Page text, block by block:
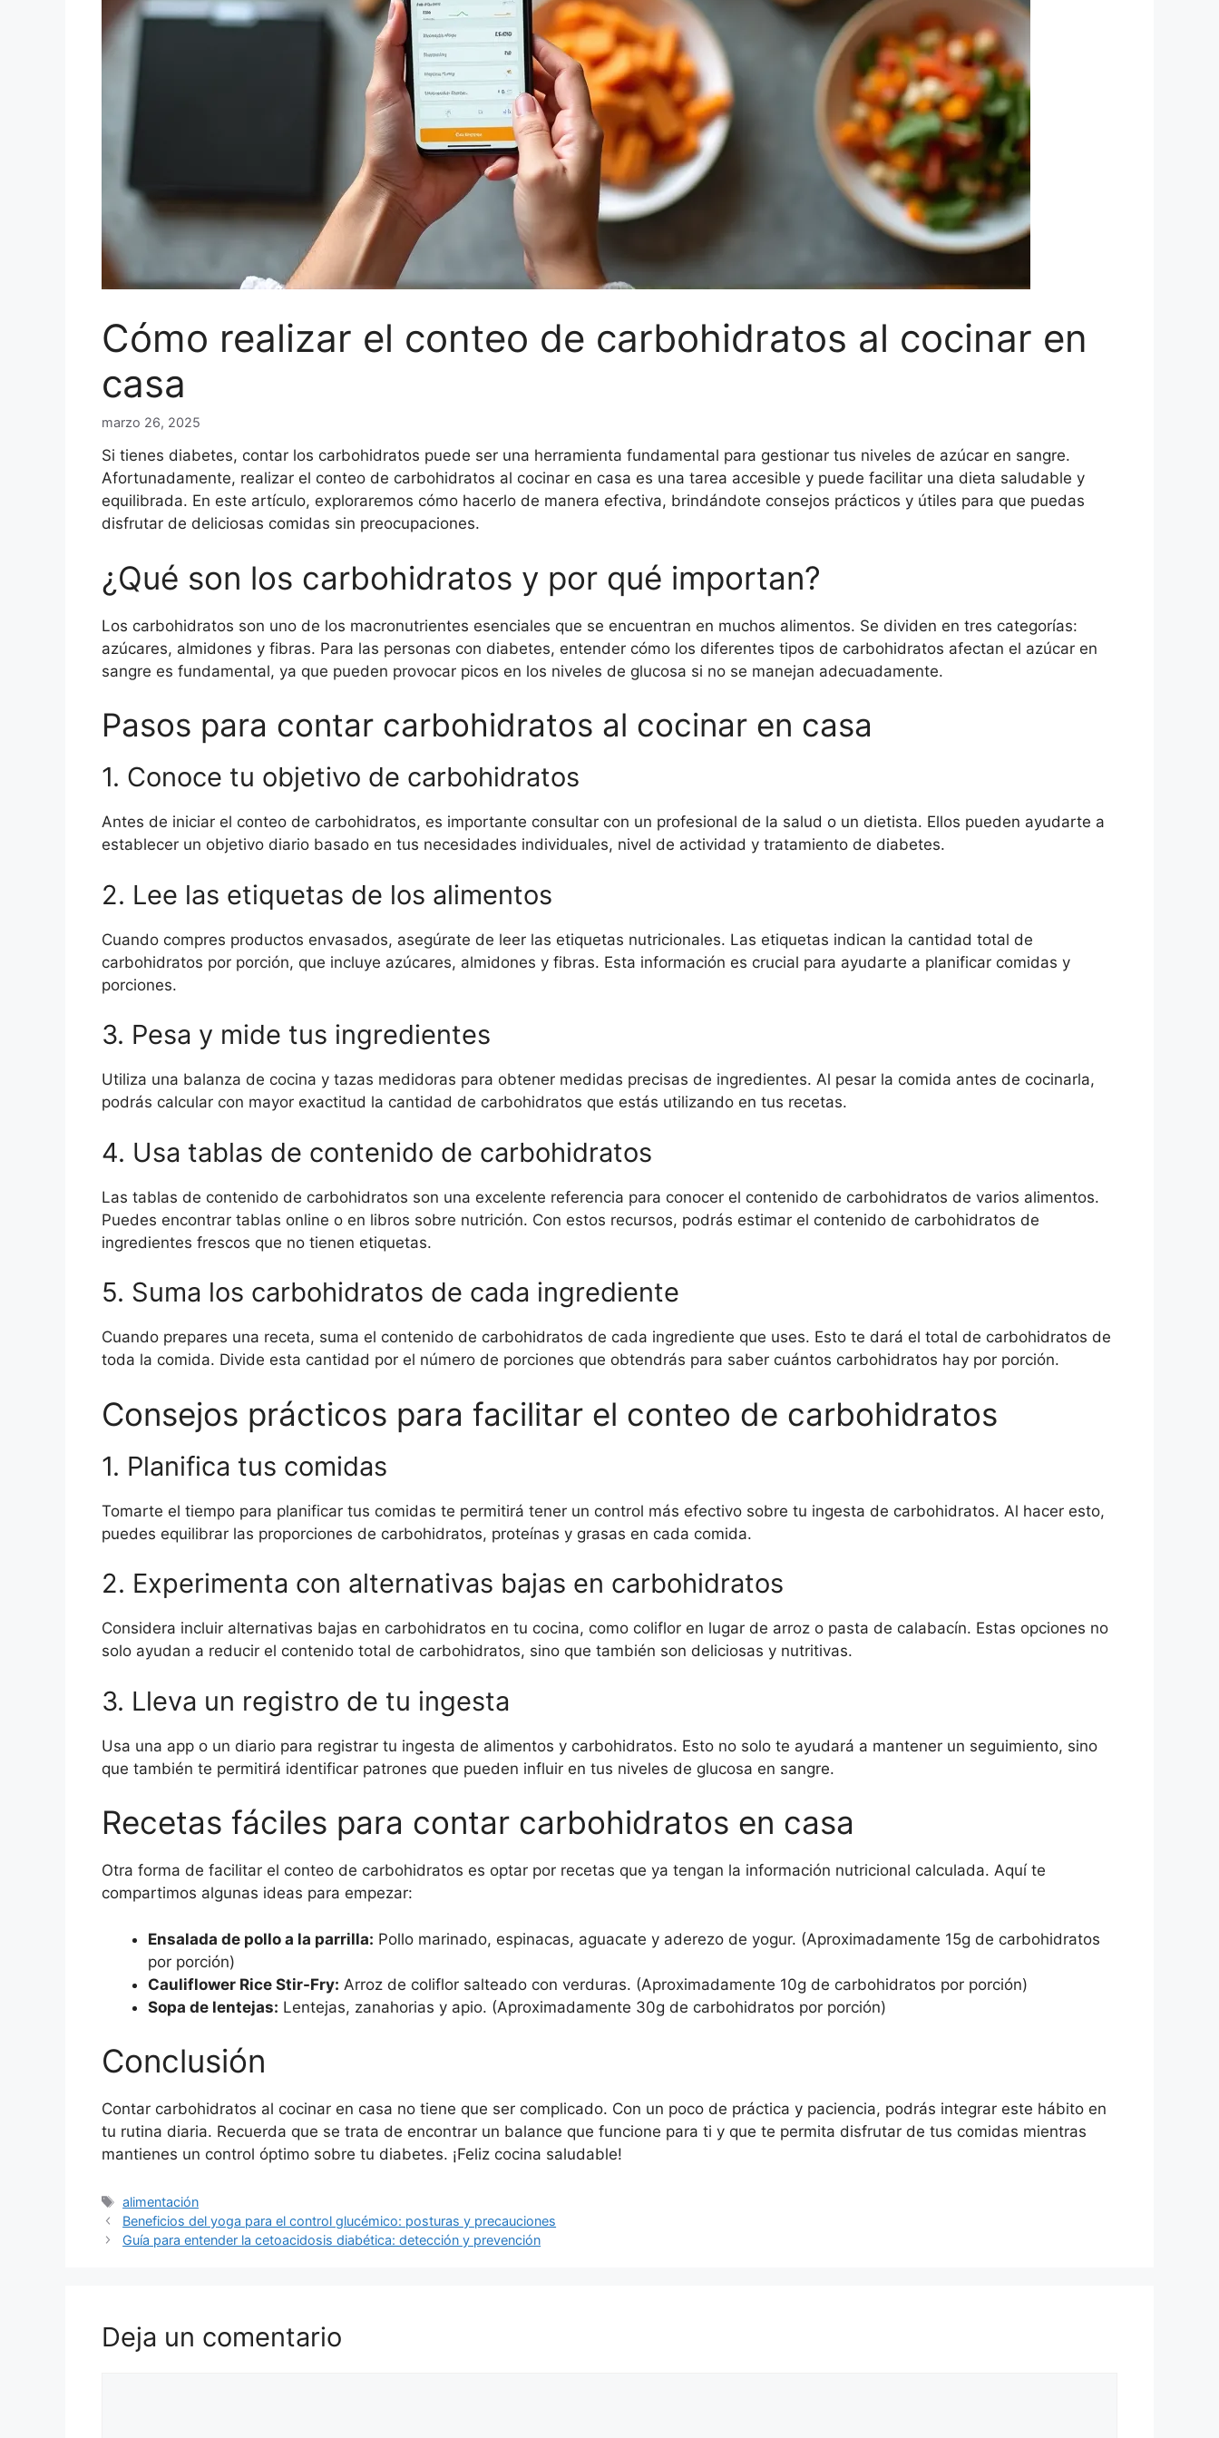
Cómo realizar el conteo de carbohidratos al cocinar en
casa
marzo 26, 2025
Si tienes diabetes, contar los carbohidratos puede ser una herramienta fundamental para gestionar tus niveles de azúcar en sangre.
Afortunadamente, realizar el conteo de carbohidratos al cocinar en casa es una tarea accesible y puede facilitar una dieta saludable y
equilibrada. En este artículo, exploraremos cómo hacerlo de manera efectiva, brindándote consejos prácticos y útiles para que puedas
disfrutar de deliciosas comidas sin preocupaciones.
¿Qué son los carbohidratos y por qué importan?
Los carbohidratos son uno de los macronutrientes esenciales que se encuentran en muchos alimentos. Se dividen en tres categorías:
azúcares, almidones y fibras. Para las personas con diabetes, entender cómo los diferentes tipos de carbohidratos afectan el azúcar en
sangre es fundamental, ya que pueden provocar picos en los niveles de glucosa si no se manejan adecuadamente.
Pasos para contar carbohidratos al cocinar en casa
1. Conoce tu objetivo de carbohidratos
Antes de iniciar el conteo de carbohidratos, es importante consultar con un profesional de la salud o un dietista. Ellos pueden ayudarte a
establecer un objetivo diario basado en tus necesidades individuales, nivel de actividad y tratamiento de diabetes.
2. Lee las etiquetas de los alimentos
Cuando compres productos envasados, asegúrate de leer las etiquetas nutricionales. Las etiquetas indican la cantidad total de
carbohidratos por porción, que incluye azúcares, almidones y fibras. Esta información es crucial para ayudarte a planificar comidas y
porciones.
3. Pesa y mide tus ingredientes
Utiliza una balanza de cocina y tazas medidoras para obtener medidas precisas de ingredientes. Al pesar la comida antes de cocinarla,
podrás calcular con mayor exactitud la cantidad de carbohidratos que estás utilizando en tus recetas.
4. Usa tablas de contenido de carbohidratos
Las tablas de contenido de carbohidratos son una excelente referencia para conocer el contenido de carbohidratos de varios alimentos.
Puedes encontrar tablas online o en libros sobre nutrición. Con estos recursos, podrás estimar el contenido de carbohidratos de
ingredientes frescos que no tienen etiquetas.
5. Suma los carbohidratos de cada ingrediente
Cuando prepares una receta, suma el contenido de carbohidratos de cada ingrediente que uses. Esto te dará el total de carbohidratos de
toda la comida. Divide esta cantidad por el número de porciones que obtendrás para saber cuántos carbohidratos hay por porción.
Consejos prácticos para facilitar el conteo de carbohidratos
1. Planifica tus comidas
Tomarte el tiempo para planificar tus comidas te permitirá tener un control más efectivo sobre tu ingesta de carbohidratos. Al hacer esto,
puedes equilibrar las proporciones de carbohidratos, proteínas y grasas en cada comida.
2. Experimenta con alternativas bajas en carbohidratos
Considera incluir alternativas bajas en carbohidratos en tu cocina, como coliflor en lugar de arroz o pasta de calabacín. Estas opciones no
solo ayudan a reducir el contenido total de carbohidratos, sino que también son deliciosas y nutritivas.
3. Lleva un registro de tu ingesta
Usa una app o un diario para registrar tu ingesta de alimentos y carbohidratos. Esto no solo te ayudará a mantener un seguimiento, sino
que también te permitirá identificar patrones que pueden influir en tus niveles de glucosa en sangre.
Recetas fáciles para contar carbohidratos en casa
Otra forma de facilitar el conteo de carbohidratos es optar por recetas que ya tengan la información nutricional calculada. Aquí te
compartimos algunas ideas para empezar:
Ensalada de pollo a la parrilla: Pollo marinado, espinacas, aguacate y aderezo de yogur. (Aproximadamente 15g de carbohidratos
por porción)
Cauliflower Rice Stir-Fry: Arroz de coliflor salteado con verduras. (Aproximadamente 10g de carbohidratos por porción)
Sopa de lentejas: Lentejas, zanahorias y apio. (Aproximadamente 30g de carbohidratos por porción)
Conclusión
Contar carbohidratos al cocinar en casa no tiene que ser complicado. Con un poco de práctica y paciencia, podrás integrar este hábito en
tu rutina diaria. Recuerda que se trata de encontrar un balance que funcione para ti y que te permita disfrutar de tus comidas mientras
mantienes un control óptimo sobre tu diabetes. ¡Feliz cocina saludable!
Etiquetas
alimentación
Beneficios del yoga para el control glucémico: posturas y precauciones
Guía para entender la cetoacidosis diabética: detección y prevención
Deja un comentario